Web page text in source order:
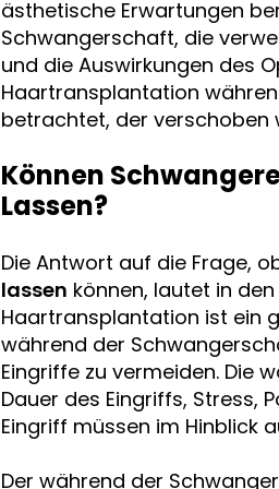
ästhetische Erwartungen
Schwangerschaft, die
und die Auswirkungen des
Haartransplantation
betrachtet, der verschoben
Können
Lassen?
Die Antwort auf die Frage,
lassen können, lautet in
Haartransplantation ist ein
während der
Eingriffe zu vermeiden. Die
Dauer des Eingriffs, Stress,
Eingriff müssen im Hinblick
Der während der